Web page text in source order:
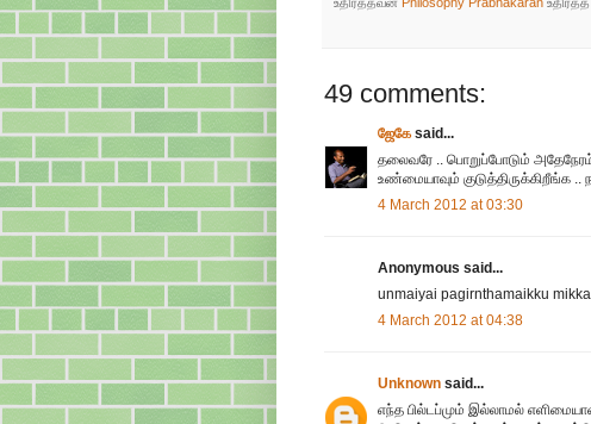
49 comments:
ஜேகேsaid...
தலைவரே .. பொறுப்போடும்
உண்மையாவும் குடுத்திருக்கிறீங்க ..
4 March 2012 at 03:30
Anonymous said...
unmaiyai pagirnthamaikku
4 March 2012 at 04:38
Unknown said...
எந்த பில்டப்மும் இல்லாமல்